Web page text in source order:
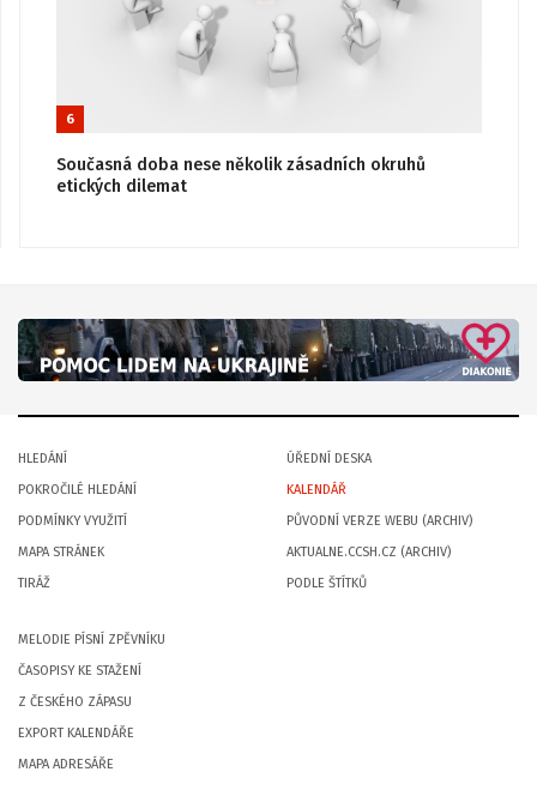
6
Současná doba nese několik zásadních okruhů
etických dilemat
HLEDÁNÍ
POKROČILÉ HLEDÁNÍ
PODMÍNKY VYUŽITÍ
MAPA STRÁNEK
TIRÁŽ
ÚŘEDNÍ DESKA
KALENDÁŘ
PŮVODNÍ VERZE WEBU (ARCHIV)
AKTUALNE.CCSH.CZ (ARCHIV)
PODLE ŠTÍTKŮ
MELODIE PÍSNÍ ZPĚVNÍKU
ČASOPISY KE STAŽENÍ
Z ČESKÉHO ZÁPASU
EXPORT KALENDÁŘE
MAPA ADRESÁŘE